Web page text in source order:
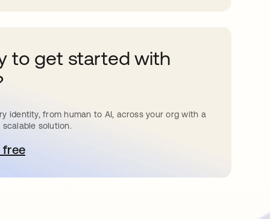
to get started with
identity, from human to AI, across your org with a
solution.
freeem uma nova guia